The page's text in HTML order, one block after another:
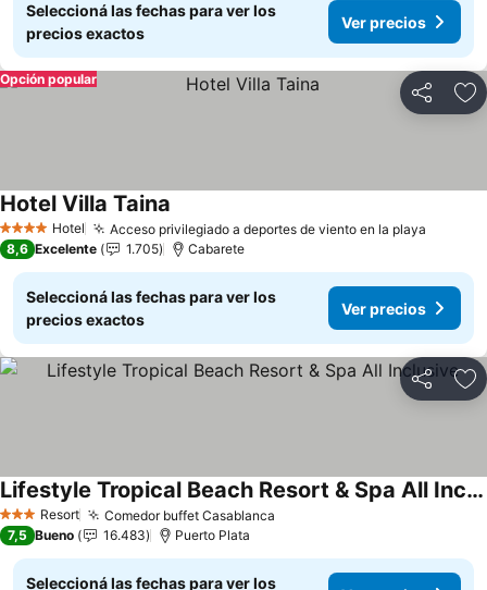
Seleccioná las fechas para ver los
precios exactos
Ver precios
Compartir
Opción popular
4 EstrellasHotel Acceso privilegiado a deportes de viento en la playa
Hotel Villa Taina
8,6 Excelente 1.705 Cabarete
Seleccioná las fechas para ver los
precios exactos
Ver precios
Compartir
3 EstrellasResort Comedor buffet Casablanca
Lifestyle Tropical Beach Resort & Spa All Inclusive
Ver precios
7,5 Bueno 16.483 Puerto Plata
Seleccioná las fechas para ver los